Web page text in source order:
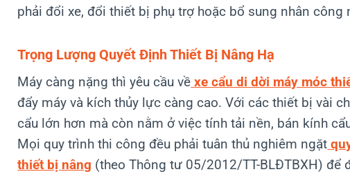
phải đổi xe, đổi thiết bị phụ trợ hoặc bổ sung nhân công
Trọng Lượng Quyết Định Thiết Bị Nâng Hạ
Máy càng nặng thì yêu cầu về xe cẩu di dời máy móc
đẩy máy và kích thủy lực càng cao. Với các thiết bị vài
cẩu lớn hơn mà còn nằm ở việc tính tải nền, bán kính
Mọi quy trình thi công đều phải tuân thủ nghiêm ngặt
thiết bị nâng (theo Thông tư 05/2012/TT-BLĐTBXH) để